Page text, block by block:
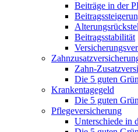
Beiträge in der
Beitragsstabilität
Zahn-
Die 5 guten
Krankentagegeld
Die 5 guten
Pflegeversicherung
Unterschiede in